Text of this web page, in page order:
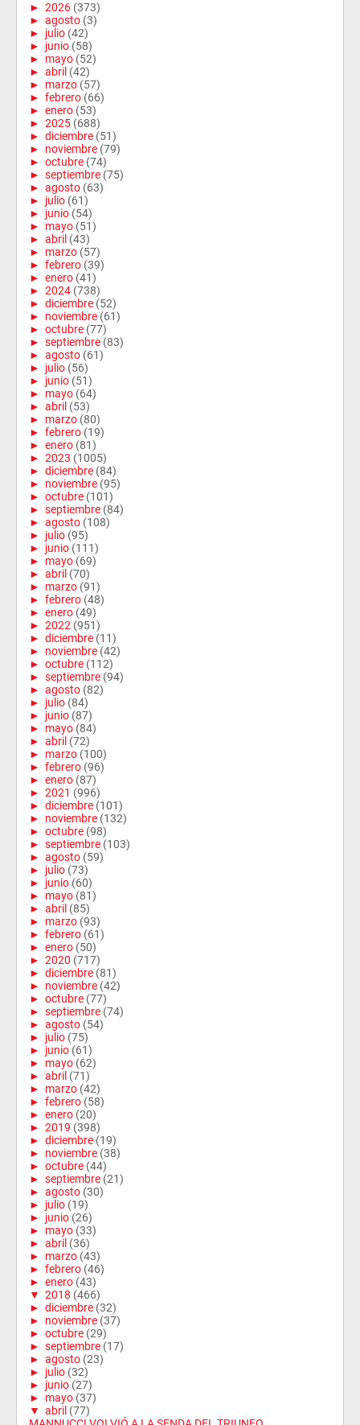
► 2026 (373)
► agosto (3)
► julio (42)
► junio (58)
► mayo (52)
► abril (42)
► marzo (57)
► febrero (66)
► enero (53)
► 2025 (688)
► diciembre (51)
► noviembre (79)
► octubre (74)
► septiembre (75)
► agosto (63)
► julio (61)
► junio (54)
► mayo (51)
► abril (43)
► marzo (57)
► febrero (39)
► enero (41)
► 2024 (738)
► diciembre (52)
► noviembre (61)
► octubre (77)
► septiembre (83)
► agosto (61)
► julio (56)
► junio (51)
► mayo (64)
► abril (53)
► marzo (80)
► febrero (19)
► enero (81)
► 2023 (1005)
► diciembre (84)
► noviembre (95)
► octubre (101)
► septiembre (84)
► agosto (108)
► julio (95)
► junio (111)
► mayo (69)
► abril (70)
► marzo (91)
► febrero (48)
► enero (49)
► 2022 (951)
► diciembre (11)
► noviembre (42)
► octubre (112)
► septiembre (94)
► agosto (82)
► julio (84)
► junio (87)
► mayo (84)
► abril (72)
► marzo (100)
► febrero (96)
► enero (87)
► 2021 (996)
► diciembre (101)
► noviembre (132)
► octubre (98)
► septiembre (103)
► agosto (59)
► julio (73)
► junio (60)
► mayo (81)
► abril (85)
► marzo (93)
► febrero (61)
► enero (50)
► 2020 (717)
► diciembre (81)
► noviembre (42)
► octubre (77)
► septiembre (74)
► agosto (54)
► julio (75)
► junio (61)
► mayo (62)
► abril (71)
► marzo (42)
► febrero (58)
► enero (20)
► 2019 (398)
► diciembre (19)
► noviembre (38)
► octubre (44)
► septiembre (21)
► agosto (30)
► julio (19)
► junio (26)
► mayo (33)
► abril (36)
► marzo (43)
► febrero (46)
► enero (43)
▼ 2018 (466)
► diciembre (32)
► noviembre (37)
► octubre (29)
► septiembre (17)
► agosto (23)
► julio (32)
► junio (27)
► mayo (37)
▼ abril (77)